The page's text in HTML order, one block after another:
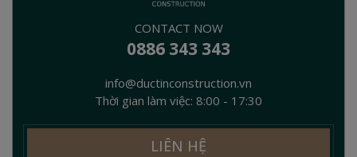
CONTACT NOW
0886 343 343
info@ductinconstruction.vn
Thời gian làm việc: 8:00 - 17:30
LIÊN HỆ